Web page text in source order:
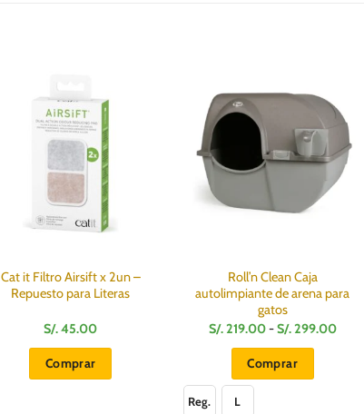
Cat it Filtro Airsift x 2un –
Repuesto para Literas
S/.45.00
Comprar
Roll’n Clean Caja
autolimpiante de arena para
gatos
S/.219.00-S/.299.00Rango
Comprar
Reg. L